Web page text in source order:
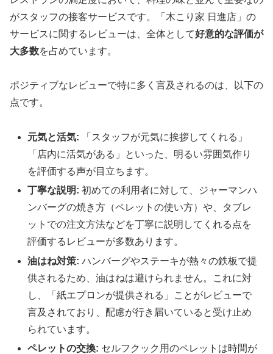
がスタッフの接客サービスです。「木こり家 日進店」の
サービスに関するレビューは、全体として好意的な評価が
大多数を占めています。
ポジティブなレビューで特に多く言及されるのは、以下の
点です。
元気と活気: 「スタッフが元気に挨拶してくれる」
「店内に活気がある」といった、明るい雰囲気作り
を評価する声が目立ちます。
丁寧な説明: 初めての利用者に対して、ジャーマンハ
ンバーグの焼き方（ペレットの使い方）や、タブレ
ットでの注文方法などを丁寧に説明してくれる点を
評価するレビューが多数あります。
油はね対策: ハンバーグやステーキが熱々の鉄板で提
供されるため、油はねは避けられません。これに対
し、「紙エプロンが提供される」ことがレビューで
言及されており、配慮が行き届いていると受け止め
られています。
ペレットの交換: セルフクック用のペレットは時間が